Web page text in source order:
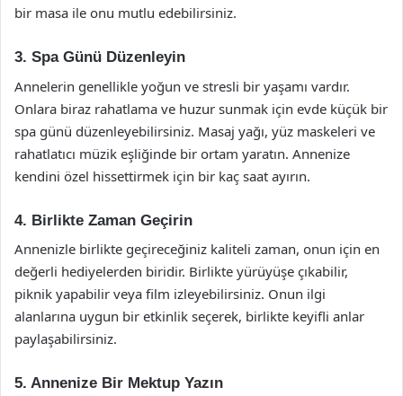
bir masa ile onu mutlu edebilirsiniz.
3. Spa Günü Düzenleyin
Annelerin genellikle yoğun ve stresli bir yaşamı vardır.
Onlara biraz rahatlama ve huzur sunmak için evde küçük bir
spa günü düzenleyebilirsiniz. Masaj yağı, yüz maskeleri ve
rahatlatıcı müzik eşliğinde bir ortam yaratın. Annenize
kendini özel hissettirmek için bir kaç saat ayırın.
4. Birlikte Zaman Geçirin
Annenizle birlikte geçireceğiniz kaliteli zaman, onun için en
değerli hediyelerden biridir. Birlikte yürüyüşe çıkabilir,
piknik yapabilir veya film izleyebilirsiniz. Onun ilgi
alanlarına uygun bir etkinlik seçerek, birlikte keyifli anlar
paylaşabilirsiniz.
5. Annenize Bir Mektup Yazın